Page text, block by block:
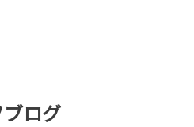
ログ